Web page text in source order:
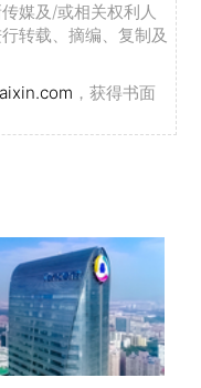
媒及/或相关权利人
转载、摘编、复制及
，获得书面